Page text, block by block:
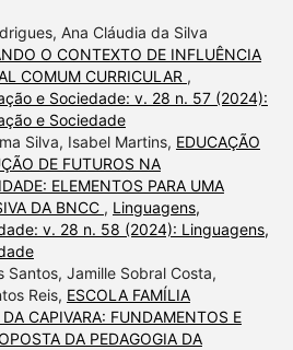
Ana Cláudia da Silva
O CONTEXTO DE INFLUÊNCIA
COMUM CURRICULAR ,
e Sociedade: v. 28 n. 57 (2024):
e Sociedade
Silva, Isabel Martins, EDUCAÇÃO
DE FUTUROS NA
ELEMENTOS PARA UMA
DA BNCC , Linguagens,
v. 28 n. 58 (2024): Linguagens,
Santos, Jamille Sobral Costa,
Reis, ESCOLA FAMÍLIA
CAPIVARA: FUNDAMENTOS E
DA PEDAGOGIA DA